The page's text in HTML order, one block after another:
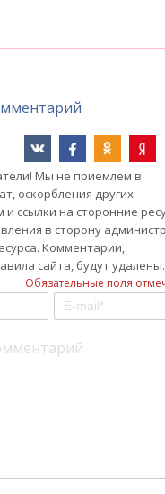
Мы не приемлем в
оскорбления других
и ссылки на сторонние
в сторону
Комментарии,
сайта, будут удалены.
Обязательные поля